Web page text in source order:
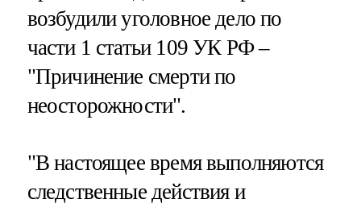
возбудили уголовное дело по
части 1 статьи 109 УК РФ –
"Причинение смерти по
неосторожности".
"В настоящее время выполняются
следственные действия и